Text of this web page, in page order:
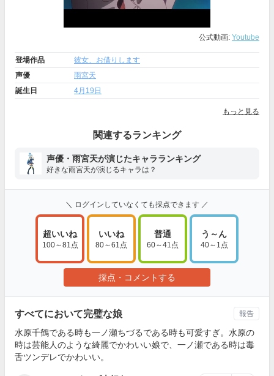
公式動画: Youtube
登場作品
彼女、お借りします
声優
雨宮天
誕生日
4月19日
もっと見る
関連するランキング
声優・雨宮天が演じたキャラランキング
好きな雨宮天が演じるキャラは？
＼ ログインしていなくても採点できます ／
超いいね
100～81点
いいね
80～61点
普通
60～41点
う～ん
40～1点
採点・コメントする
すべてにおいて完璧な娘
水原千鶴である時も一ノ瀬ちづるである時も可愛すぎ。水原の
時は芸能人のような綺麗でかわいい娘で、一ノ瀬である時は毒
舌ツンデレでかわいい。
報告